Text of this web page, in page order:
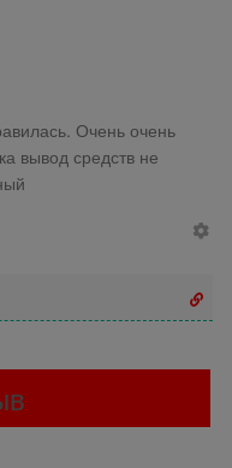
Очень очень
вывод средств не